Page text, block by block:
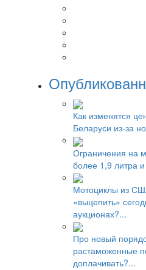
Как изменятся
Беларуси из-за
Ограничения на
более 1,9 литра
Мотоциклы из
«выцепить»
аукционах?...
Про новый
растаможенные
доплачивать?...